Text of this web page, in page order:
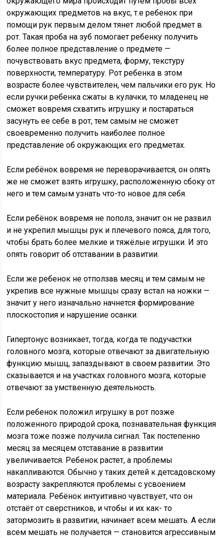
окружающих предметов на вкус, т.е ребенок при
помощи рук первым делом тянет любой предмет в
рот. Такая проба на зуб помогает ребенку получить
более полное представление о предмете —
почувствовать вкус предмета, форму, текстуру
поверхности, температуру. Рот ребенка в этом
возрасте более чувствителен, чем пальчики его рук. Но
если ручки ребенка сжаты в кулачки, то младенец не
сможет вовремя схватить игрушку и постараться
засунуть ее себе в рот, тем самым не сможет
своевременно получить наиболее полное
представление об окружающих его предметах.
Если ребёнок вовремя не переворачивается, он опять
же не сможет взять игрушку, расположенную сбоку от
него и тем самым узнать что-то новое для себя.
Если ребёнок вовремя не пополз, значит он не развил
и не укрепил мышцы рук и плечевого пояса, для того,
чтобы брать более мелкие и тяжёлые игрушки. И это
опять говорит об отставании в развитии.
Если же ребенок не отползав месяц и тем самым не
укрепив все нужные мышцы сразу встал на ножки —
значит у него изначально начнется формирование
плоскостопия и нарушение осанки.
Гипертонус возникает, тогда, когда те подучастки
головного мозга, которые отвечают за двигательную
функцию мышц, запаздывают в своем развитии. Это
сказывается и на участках головного мозга, которые
отвечают за умственную деятельность.
Если ребенок положил игрушку в рот позже
положенного природой срока, познавательная функция
мозга тоже позже получила сигнал. Так постепенно
месяц за месяцем отставание в развитии
увеличивается. Ребенок растет, а проблемы
накапливаются. Обычно у таких детей к детсадовскому
возрасту закрепляются проблемы с усвоением
материала. Ребёнок интуитивно чувствует, что он
отстаёт от сверстников, и чтобы и их как- то
затормозить в развитии, начинает всем мешать. А если
всем мешать не получается — становится агрессивным